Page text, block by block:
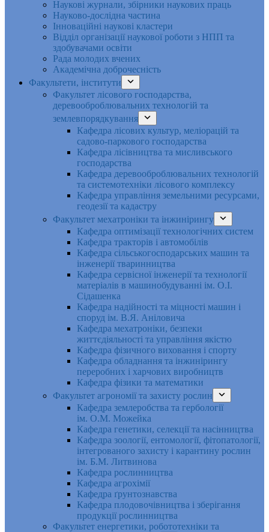
Наукові журнали, збірники наукових праць
Науково-дослідна частина
Інноваційні наукові кластери
Відділ організації наукової роботи з НПП та
здобувачами освіти
Рада молодих вчених
Академічна доброчесність
Факультети, інститути
Факультет лісового господарства,
деревооброблювальних технологій та
землевпорядкування
Кафедра лісових культур, меліорацій та
садово-паркового господарства
Кафедра лісівництва та мисливського
господарства
Кафедра деревооброблювальних технологій
та системотехніки лісового комплексу
Кафедра управління земельними ресурсами,
геодезії та кадастру
Факультет мехатроніки та інжинірингу
Кафедра оптимізації технологічних систем
Кафедра тракторів і автомобілів
Кафедра сільськогосподарських машин та
інженерії тваринництва
Кафедра cервісної інженерії та технології
матеріалів в машинобудуванні ім. О.І.
Сідашенка
Кафедра надійності та міцності машин і
споруд ім. В.Я. Аніловича
Кафедра мехатроніки, безпеки
життєдіяльності та управління якістю
Кафедра фізичного виховання і спорту
Кафедра обладнання та інжинірингу
переробних і харчових виробництв
Кафедра фізики та математики
Факультет агрономії та захисту рослин
Кафедра землеробства та гербології
ім. О.М. Можейка
Кафедра генетики, селекції та насінництва
Кафедра зоології, ентомології, фітопатології,
інтегрованого захисту і карантину рослин
ім. Б.М. Литвинова
Кафедра рослинництва
Кафедра агрохімії
Кафедра ґрунтознавства
Кафедра плодовочівництва і зберігання
продукції рослинництва
Факультет енергетики, робототехніки та